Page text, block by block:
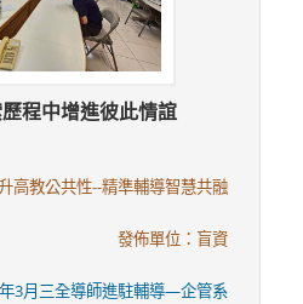
程中增進彼此情誼
高教公共性--精準輔導智慧共融
發佈單位：盲資
3月三全導師進駐輔導—企管系